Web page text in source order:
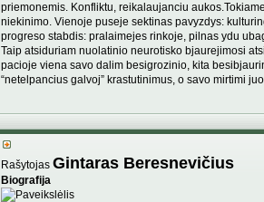
priemonemis. Konfliktu, reikalaujanciu
niekinimo. Vienoje puseje sektinas pavyzdys:
progreso stabdis: pralaimejes rinkoje, pilnas ydu
Taip atsiduriam nuolatinio neurotisko bjaurejimosi
pacioje viena savo dalim besigrozinio, kita
“netelpancius galvoj” krastutinimus, o savo mirtimi
Rašytojas Gintaras Beresnevičius
Biografija